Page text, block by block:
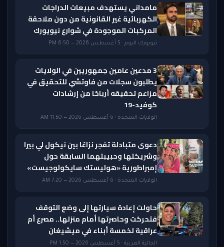
مامداني يستهدف مبيعات الدراجات
الكهربائية غير القانونية من دون ملاحقة
المركبات الموجودة في شوارع نيويورك
نيويورك اليوم · 5 أغسطس 2026 — 6:50 PM
3 مدعين عامين جمهوريين في الولايات
يطلبون سجلات من فاوتشي للتحقيق في
مزاعم تحقيقه أرباحًا من إرشادات
كوفيد-19
الولايات المتحدة · 6 أغسطس 2026 — 11:50 AM
دعوى متبادلة تفجر نزاعًا بين نيكول لي بيرا
وشريكتها وحبيبتهما السابقة حول
إمبراطورية «هوليستك سايكولوجيست»
الولايات المتحدة · 6 أغسطس 2026 — 7:20 AM
حاولت إعادة سيارتها إلى وضع التوقف
فتحركت وحاصرتها أمام منزلها.. مصرع أم
عراقية لخمسة أبناء في ميشيغان
الجالية العربية · 5 أغسطس 2026 — 1:50 PM